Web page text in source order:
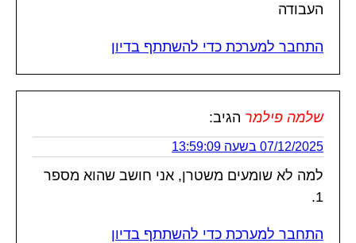
העבודה
התחבר למערכת כדי להשתתף בדיון
שלמה פילמר הגיב:
07/12/2025 בשעה 13:59:09
למה לא שומעים משטרן, אני חושב שהוא מספר
1.
התחבר למערכת כדי להשתתף בדיון